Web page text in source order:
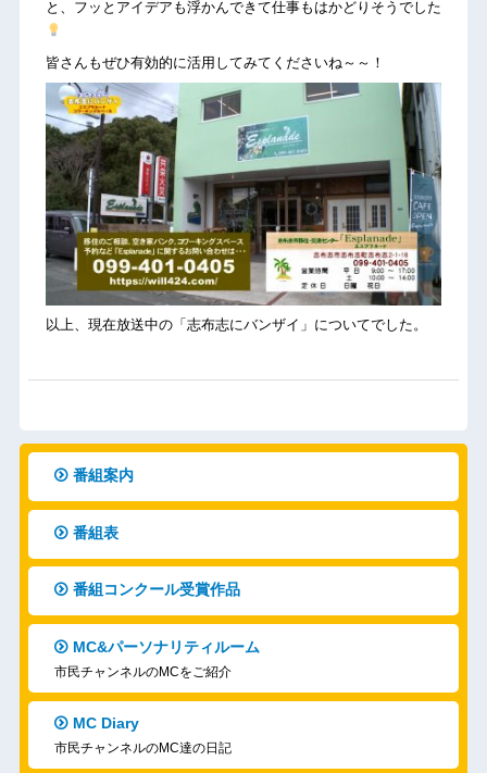
と、フッとアイデアも浮かんできて仕事もはかどりそうでした
皆さんもぜひ有効的に活用してみてくださいね～～！
以上、現在放送中の「志布志にバンザイ」についてでした。
番組案内
番組表
番組コンクール受賞作品
MC&パーソナリティルーム
市民チャンネルのMCをご紹介
MC Diary
市民チャンネルのMC達の日記